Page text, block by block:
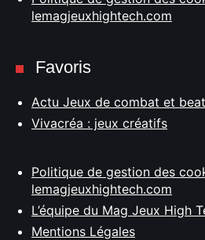
lemagjeuxhightech.com
Favoris
Actu Jeux de combat et
Vivacréa : jeux créatifs
Politique de gestion des
lemagjeuxhightech.com
L’équipe du Mag Jeux High
Mentions Légales